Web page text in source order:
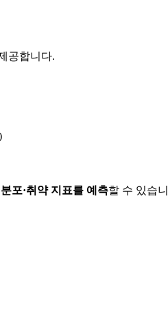
공합니다.
포·취약 지표를 예측할 수 있습